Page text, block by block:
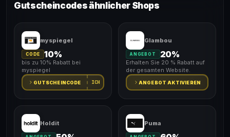
Gutscheincodes ähnlicher Shops
myspiegel
CODE 10%
bis zu 10% Rabatt bei
myspiegel
GUTSCHEINCODE ICH
Glambou
ANGEBOT 20%
Erhalten Sie 20 % Rabatt auf
der gesamten Website.
ANGEBOT AKTIVIEREN
Holdit Puma